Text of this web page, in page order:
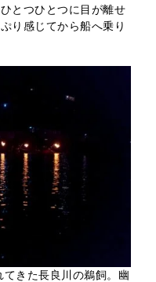
とつひとつに目が離せ
り感じてから船へ乗り
きた長良川の鵜飼。幽